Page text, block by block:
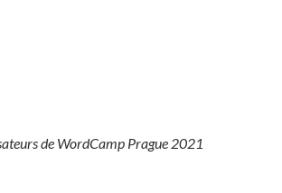
de WordCamp Prague 2021